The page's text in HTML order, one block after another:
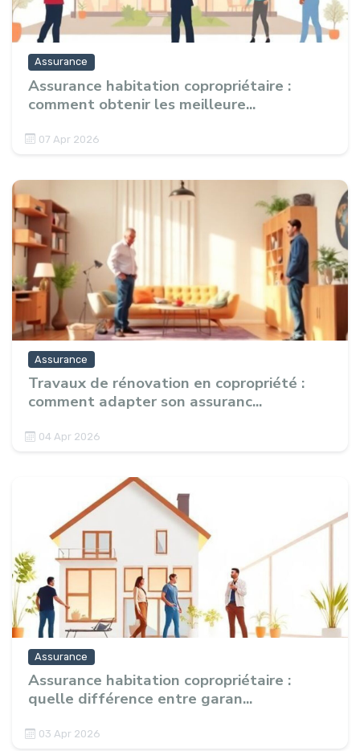
Assurance
Assurance habitation copropriétaire :
comment obtenir les meilleure...
07 Apr 2026
Assurance
Travaux de rénovation en copropriété :
comment adapter son assuranc...
04 Apr 2026
Assurance
Assurance habitation copropriétaire :
quelle différence entre garan...
03 Apr 2026